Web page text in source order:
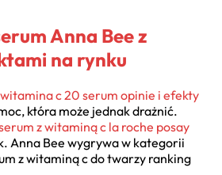
Anna Bee z
na rynku
c 20 serum opinie i efekty
która może jednak drażnić.
z witaminą c la roche posay
Anna Bee wygrywa w kategorii
z witaminą c do twarzy ranking